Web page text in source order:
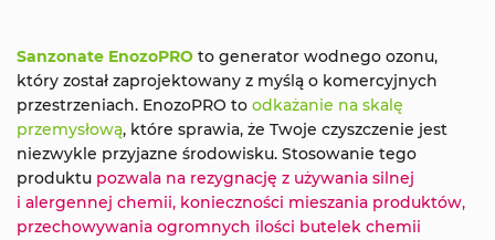
Sanzonate EnozoPRO to generator wodnego ozonu,
który został zaprojektowany z myślą o komercyjnych
przestrzeniach. EnozoPRO to odkażanie na skalę
przemysłową, które sprawia, że Twoje czyszczenie jest
niezwykle przyjazne środowisku. Stosowanie tego
produktu pozwala na rezygnację z używania silnej
i alergennej chemii, konieczności mieszania produktów,
przechowywania ogromnych ilości butelek chemii